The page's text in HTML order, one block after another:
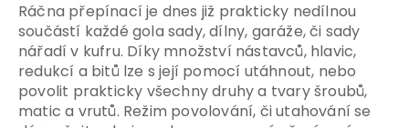
Ráčna přepínací je dnes již prakticky nedílnou
součástí každé gola sady, dílny, garáže, či sady
nářadí v kufru. Díky množství nástavců, hlavic,
redukcí a bitů lze s její pomocí utáhnout, nebo
povolit prakticky všechny druhy a tvary šroubů,
matic a vrutů. Režim povolování, či utahování se